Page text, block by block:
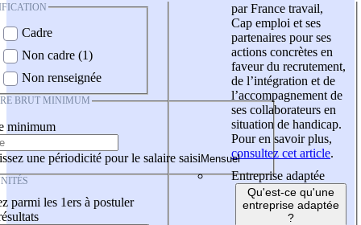
Cadre
Non cadre (1)
Non renseignée
BRUT MINIMUM
minimum
une périodicité pour le salaire saisi
parmi les 1ers à postuler
par France travail,
Cap emploi et ses
partenaires pour ses
actions concrètes en
faveur du recrutement,
de l’intégration et de
l’accompagnement de
ses collaborateurs en
situation de handicap.
Pour en savoir plus,
consultez cet article.
Entreprise adaptée
Qu'est-ce qu'une
entreprise adaptée
?